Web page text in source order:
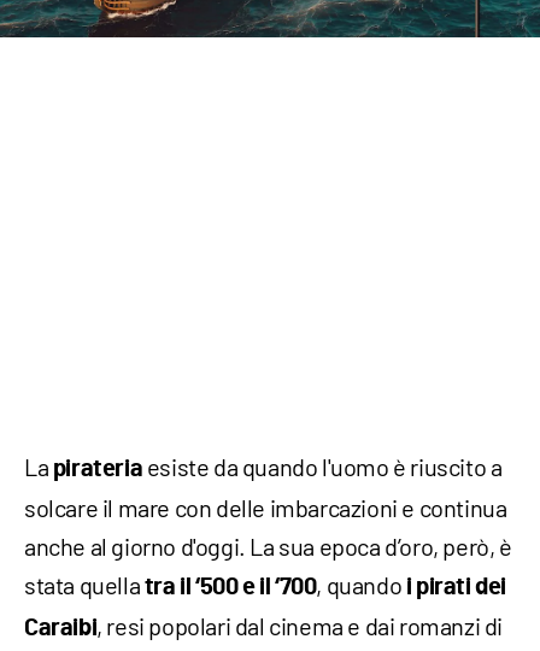
La pirateria esiste da quando l'uomo è riuscito a
solcare il mare con delle imbarcazioni e continua
anche al giorno d'oggi. La sua epoca d’oro, però, è
stata quella tra il ‘500 e il ‘700, quando i pirati dei
Caraibi, resi popolari dal cinema e dai romanzi di